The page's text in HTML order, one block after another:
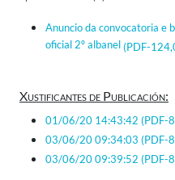
Anuncio da convocatoria e
oficial 2º albanel(PDF-
Xustificantes de Publicación:
01/06/20 14:43:42 (PDF-
03/06/20 09:34:03 (PDF-
03/06/20 09:39:52 (PDF-